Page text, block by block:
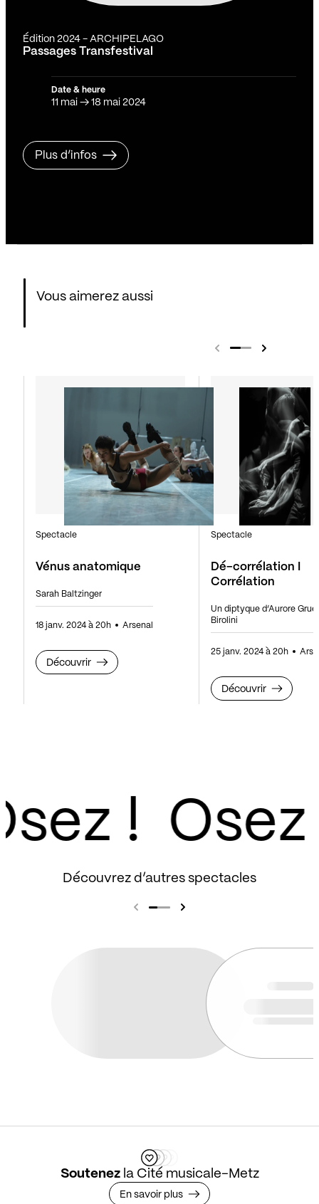
Passages Transfestival
Édition 2024 - ARCHIPELAGO
Date & heure
11 mai → 18 mai 2024
Plus d’infos
Vous aimerez aussi
Vénus anatomique
Spectacle
Sarah Baltzinger
18 janv. 2024 à 20h Arsenal
Découvrir
Dé-corrélation I
Corrélation
Spectacle
Un diptyque d’Aurore
Birolini
25 janv. 2024 à 20h
Découvrir
!
Découvrez d’autres spectacles
Soutenezla Cité musicale-Metz
En savoir plus